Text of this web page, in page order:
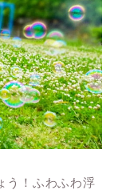
う！ふわふわ浮